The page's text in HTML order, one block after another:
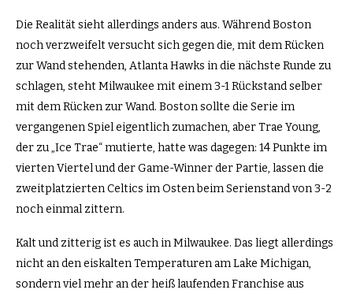
Die Realität sieht allerdings anders aus. Während Boston
noch verzweifelt versucht sich gegen die, mit dem Rücken
zur Wand stehenden, Atlanta Hawks in die nächste Runde zu
schlagen, steht Milwaukee mit einem 3-1 Rückstand selber
mit dem Rücken zur Wand. Boston sollte die Serie im
vergangenen Spiel eigentlich zumachen, aber Trae Young,
der zu „Ice Trae“ mutierte, hatte was dagegen: 14 Punkte im
vierten Viertel und der Game-Winner der Partie, lassen die
zweitplatzierten Celtics im Osten beim Serienstand von 3-2
noch einmal zittern.
Kalt und zitterig ist es auch in Milwaukee. Das liegt allerdings
nicht an den eiskalten Temperaturen am Lake Michigan,
sondern viel mehr an der heiß laufenden Franchise aus